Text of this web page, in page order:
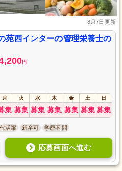
8月7日更新
苑西インターの管理栄養士の
円
月 火 水 木 金 土 日
集 募集 募集 募集 募集 募集 募集
活躍 新卒可 学歴不問
応募画面へ進む